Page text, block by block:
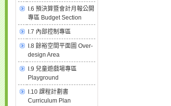
I.6 預決算暨會計月報公開
專區 Budget Section
I.7 內部控制專區
I.8 餘裕空間平面圖 Over-
design Area
I.9 兒童遊戲場專區
Playground
I.10 課程計劃書
Curriculum Plan